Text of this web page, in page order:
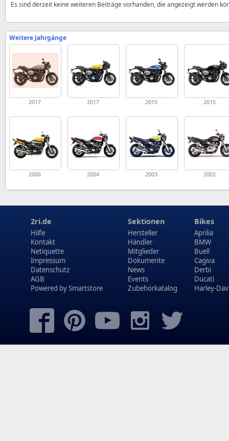
Es sind derzeit keine weiteren Beiträge vorhanden, die angezeigt werden
Weitere Jahrgänge
2017 2017 2015 2015
2006 2004 2003 2002
2ri.de
Hilfe
Kontakt
Netiquette
Impressum
Datenschutz
AGB
Powered bySmartstore
Sektionen
Hersteller
Händler
Mitglieder
Dokumente
News
Events
Zubehörkatalog
Bikes
Aprilia
BMW
Buell
Cagiva
Derbi
Ducati
Harley-